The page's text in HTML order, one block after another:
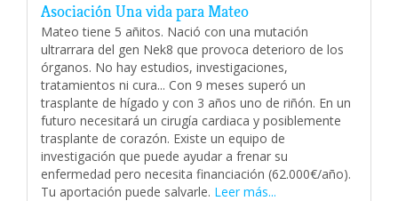
Asociación Una vida para Mateo
Mateo tiene 5 añitos. Nació con una mutación
ultrarrara del gen Nek8 que provoca deterioro de los
órganos. No hay estudios, investigaciones,
tratamientos ni cura... Con 9 meses superó un
trasplante de hígado y con 3 años uno de riñón. En un
futuro necesitará un cirugía cardiaca y posiblemente
trasplante de corazón. Existe un equipo de
investigación que puede ayudar a frenar su
enfermedad pero necesita financiación (62.000€/año).
Tu aportación puede salvarle. Leer más...